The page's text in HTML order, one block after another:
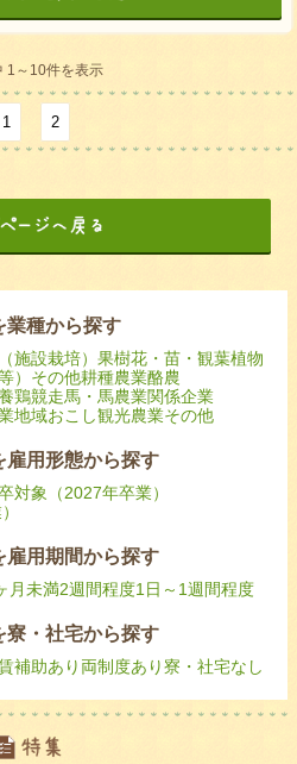
1～10件を表示
1 2
業種から探す
施設栽培） 果樹花・苗・観葉植物
） その他耕種農業酪農
鶏競走馬・馬農業関係企業
地域おこし観光農業その他
雇用形態から探す
対象（2027年卒業）
雇用期間から探す
月未満2週間程度1日～1週間程度
寮・社宅から探す
補助あり 両制度あり寮・社宅なし